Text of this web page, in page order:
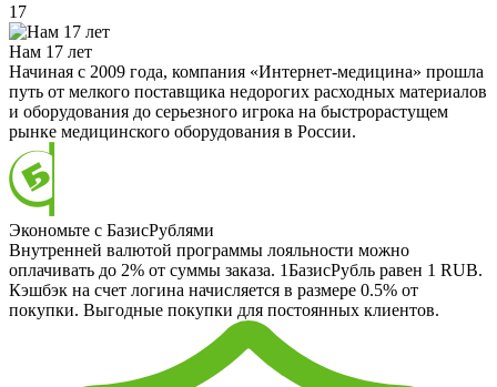
17
Нам 17 лет
Начиная с 2009 года, компания «Интернет-медицина» прошла
путь от мелкого поставщика недорогих расходных материалов
и оборудования до серьезного игрока на быстрорастущем
рынке медицинского оборудования в России.
Экономьте с БазисРублями
Внутренней валютой программы лояльности можно
оплачивать до 2% от суммы заказа. 1БазисРубль равен 1 RUB.
Кэшбэк на счет логина начисляется в размере 0.5% от
покупки. Выгодные покупки для постоянных клиентов.